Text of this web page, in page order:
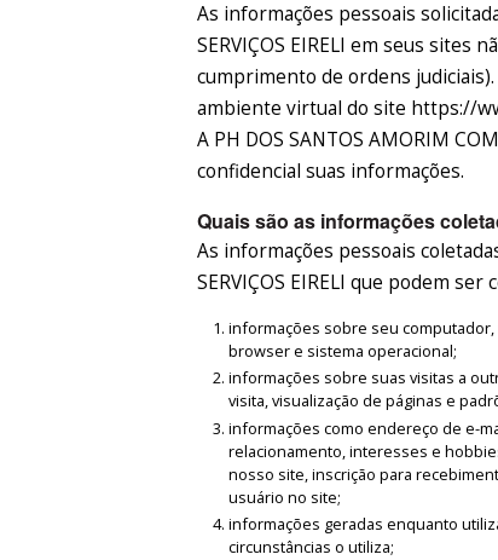
As informações pessoais
SERVIÇOS EIRELI em seus sites
cumprimento de ordens
ambiente virtual do site https://
A PH DOS SANTOS AMORIM
confidencial suas informações.
Quais são as informações
As informações pessoais
SERVIÇOS EIRELI que podem
informações sobre seu
browser e sistema operacional;
informações sobre suas visitas a
visita, visualização de páginas e
informações como endereço de e-
relacionamento, interesses e
nosso site, inscrição para
usuário no site;
informações geradas enquanto
circunstâncias o utiliza;